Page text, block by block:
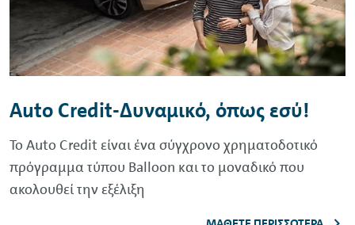
Auto Credit-Δυναμικό, όπως εσύ!
To Auto Credit είναι ένα σύγχρονο χρηματοδοτικό
πρόγραμμα τύπου Balloon και το μοναδικό που
ακολουθεί την εξέλιξη